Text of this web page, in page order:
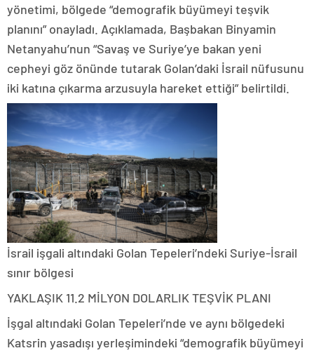
yönetimi, bölgede “demografik büyümeyi teşvik
planını” onayladı. Açıklamada, Başbakan Binyamin
Netanyahu’nun “Savaş ve Suriye’ye bakan yeni
cepheyi göz önünde tutarak Golan’daki İsrail nüfusunu
iki katına çıkarma arzusuyla hareket ettiği” belirtildi.
İsrail işgali altındaki Golan Tepeleri’ndeki Suriye-İsrail
sınır bölgesi
YAKLAŞIK 11.2 MİLYON DOLARLIK TEŞVİK PLANI
İşgal altındaki Golan Tepeleri’nde ve aynı bölgedeki
Katsrin yasadışı yerleşimindeki “demografik büyümeyi